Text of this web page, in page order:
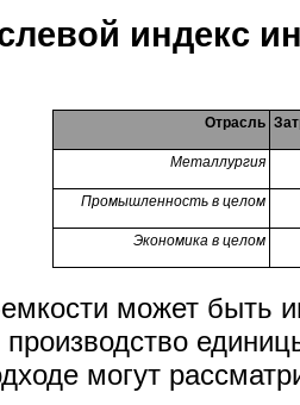
индекс
Отрасль
Металлургия
Промышленность в целом
Экономика в целом
может быть
производство
могут